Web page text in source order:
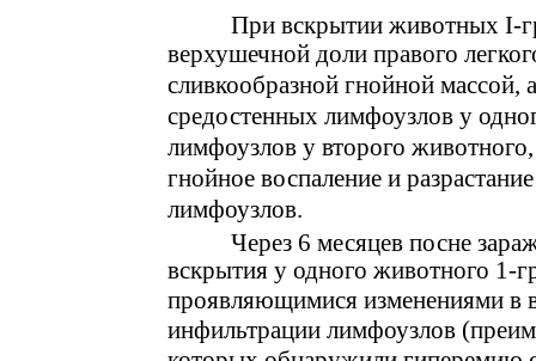
При вскрытии животных І-
верхушечной доли правого
сливкообразной гнойной
средостенных лимфоузлов у
лимфоузлов у второго
гнойное воспаление и
лимфоузлов.
Через 6 месяцев посне
вскрытия у одного животного 1-
проявляющимися изменениями в
инфильтрации лимфоузлов